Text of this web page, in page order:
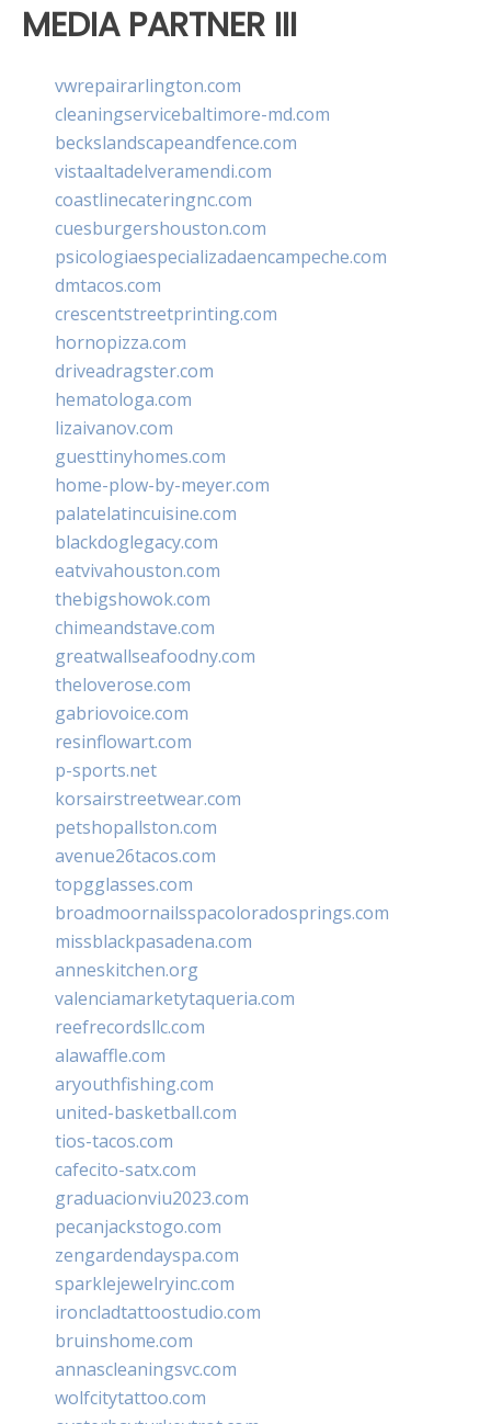
MEDIA PARTNER III
vwrepairarlington.com
cleaningservicebaltimore-md.com
beckslandscapeandfence.com
vistaaltadelveramendi.com
coastlinecateringnc.com
cuesburgershouston.com
psicologiaespecializadaencampeche.com
dmtacos.com
crescentstreetprinting.com
hornopizza.com
driveadragster.com
hematologa.com
lizaivanov.com
guesttinyhomes.com
home-plow-by-meyer.com
palatelatincuisine.com
blackdoglegacy.com
eatvivahouston.com
thebigshowok.com
chimeandstave.com
greatwallseafoodny.com
theloverose.com
gabriovoice.com
resinflowart.com
p-sports.net
korsairstreetwear.com
petshopallston.com
avenue26tacos.com
topgglasses.com
broadmoornailsspacoloradosprings.com
missblackpasadena.com
anneskitchen.org
valenciamarketytaqueria.com
reefrecordsllc.com
alawaffle.com
aryouthfishing.com
united-basketball.com
tios-tacos.com
cafecito-satx.com
graduacionviu2023.com
pecanjackstogo.com
zengardendayspa.com
sparklejewelryinc.com
ironcladtattoostudio.com
bruinshome.com
annascleaningsvc.com
wolfcitytattoo.com